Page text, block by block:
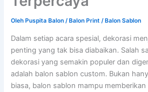
Oleh Puspita Balon/ Balon Print / Balon Sablon
Dalam setiap acara spesial, dekorasi
penting yang tak bisa diabaikan. Salah
dekorasi yang semakin populer dan
adalah balon sablon custom. Bukan
biasa, balon sablon mampu